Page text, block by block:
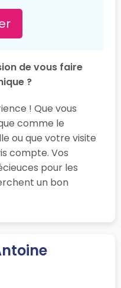
de vous faire
?
! Que vous
comme le
ou que votre visite
compte. Vos
pour les
un bon